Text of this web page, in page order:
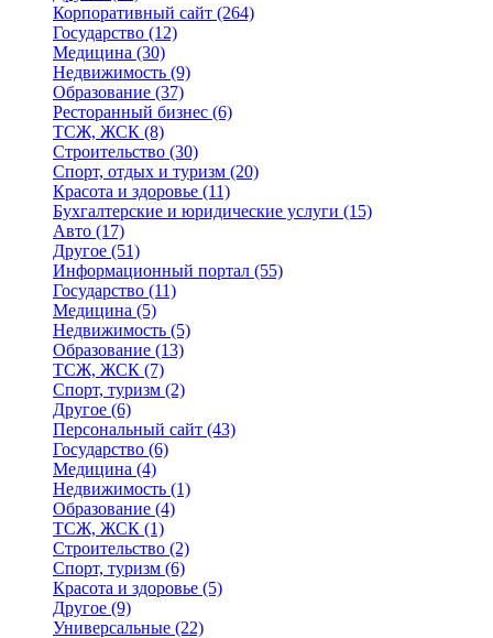
Корпоративный сайт (264)
Государство (12)
Медицина (30)
Недвижимость (9)
Образование (37)
Ресторанный бизнес (6)
ТСЖ, ЖСК (8)
Строительство (30)
Спорт, отдых и туризм (20)
Красота и здоровье (11)
Бухгалтерские и юридические услуги (15)
Авто (17)
Другое (51)
Информационный портал (55)
Государство (11)
Медицина (5)
Недвижимость (5)
Образование (13)
ТСЖ, ЖСК (7)
Спорт, туризм (2)
Другое (6)
Персональный сайт (43)
Государство (6)
Медицина (4)
Недвижимость (1)
Образование (4)
ТСЖ, ЖСК (1)
Строительство (2)
Спорт, туризм (6)
Красота и здоровье (5)
Другое (9)
Универсальные (22)